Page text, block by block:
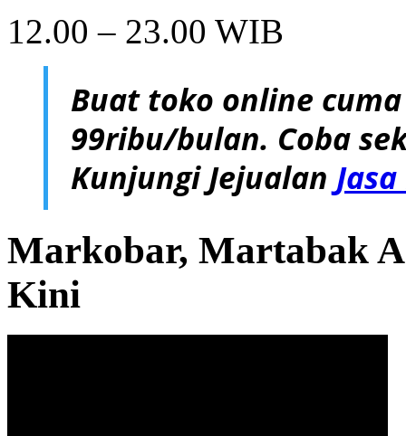
12.00 – 23.00 WIB
Buat toko online
99ribu/bulan. Coba
Kunjungi Jejualan
Markobar, Martabak
Kini